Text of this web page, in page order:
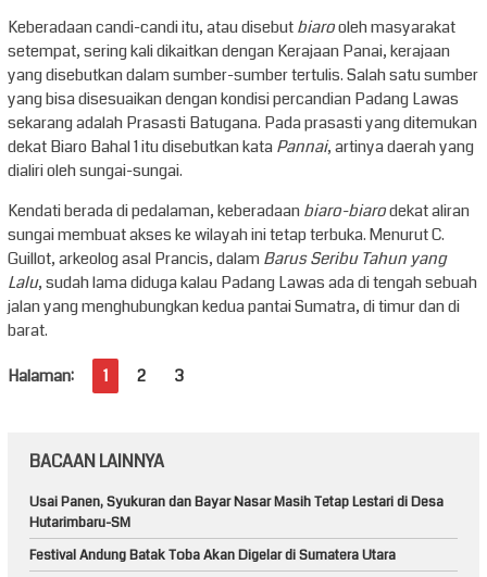
Keberadaan candi-candi itu, atau disebutbiarooleh masyarakat
setempat, sering kali dikaitkan dengan Kerajaan Panai, kerajaan
yang disebutkan dalam sumber-sumber tertulis. Salah satu sumber
yang bisa disesuaikan dengan kondisi percandian Padang Lawas
sekarang adalah Prasasti Batugana. Pada prasasti yang ditemukan
dekat Biaro Bahal 1 itu disebutkan kataPannai, artinya daerah yang
dialiri oleh sungai-sungai.
Kendati berada di pedalaman, keberadaanbiaro-biarodekat aliran
sungai membuat akses ke wilayah ini tetap terbuka. Menurut C.
Guillot, arkeolog asal Prancis, dalamBarus Seribu Tahun yang
Lalu, sudah lama diduga kalau Padang Lawas ada di tengah sebuah
jalan yang menghubungkan kedua pantai Sumatra, di timur dan di
barat.
Halaman:
1 2 3
BACAAN LAINNYA
Usai Panen, Syukuran dan Bayar Nasar Masih Tetap Lestari di Desa
Hutarimbaru-SM
Festival Andung Batak Toba Akan Digelar di Sumatera Utara